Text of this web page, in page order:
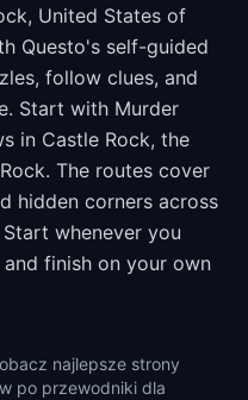
United States of
Questo's self-guided
follow clues, and
Start with Murder
in Castle Rock, the
The routes cover
hidden corners across
whenever you
finish on your own
najlepsze strony
po przewodniki dla